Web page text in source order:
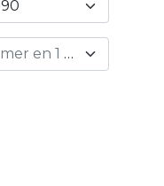
Ta situation actuelle, si tu devais la résumer en 1 mot… *